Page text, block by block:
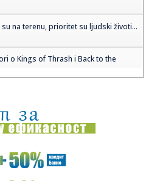
su na terenu, prioritet su ljudski životi...
o Kings of Thrash i Back to the
protiv Liverpula
odložio utakmicu